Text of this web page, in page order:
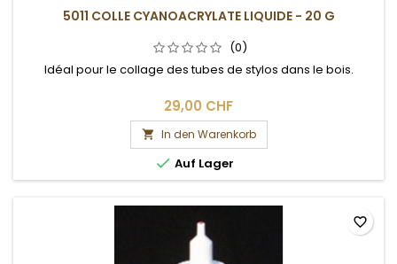
5011 COLLE CYANOACRYLATE LIQUIDE - 20 G
(0)
Idéal pour le collage des tubes de stylos dans le bois.
29,00 CHF
 In den Warenkorb
 Auf Lager
favorite_border